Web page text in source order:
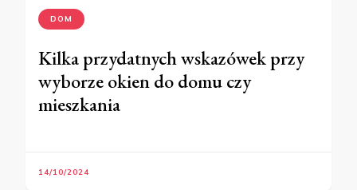
DOM
Kilka przydatnych wskazówek przy
wyborze okien do domu czy
mieszkania
14/10/2024